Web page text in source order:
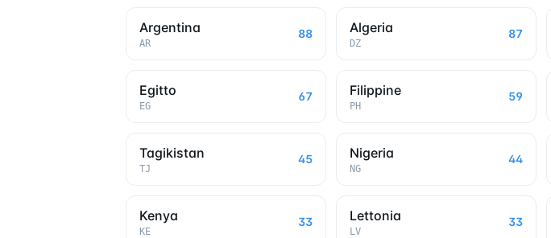
Argentina
AR
88 Algeria
DZ
87
Egitto
EG
67 Filippine
PH
59
Tagikistan
TJ
45 Nigeria
NG
44
Kenya
KE
33 Lettonia
LV
33